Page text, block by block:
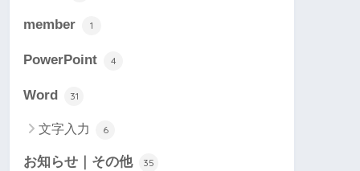
member 1
PowerPoint 4
Word 31
文字入力 6
お知らせ｜その他 35